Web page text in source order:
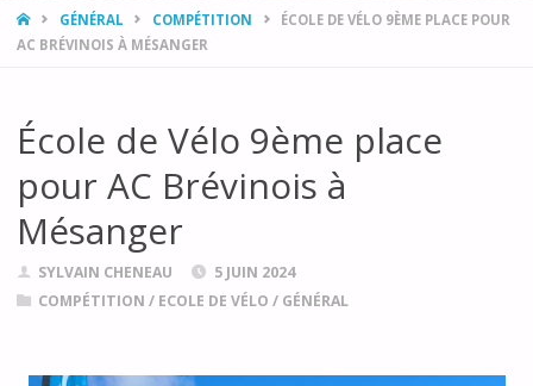
GÉNÉRAL COMPÉTITION
ÉCOLE DE VÉLO 9ÈME PLACE POUR
AC BRÉVINOIS À MÉSANGER
École de Vélo 9ème place
pour AC Brévinois à
Mésanger
SYLVAIN CHENEAU
5 JUIN 2024
COMPÉTITION / ECOLE DE VÉLO / GÉNÉRAL